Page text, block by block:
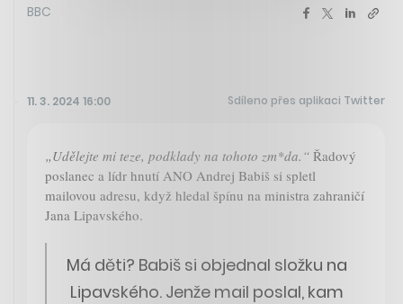
BBC
11. 3. 2024 16:00 Sdíleno přes aplikaci Twitter
„Udělejte mi teze, podklady na tohoto zm*da.“ Řadový
poslanec a lídr hnutí ANO Andrej Babiš si spletl
mailovou adresu, když hledal špínu na ministra zahraničí
Jana Lipavského.
Má děti? Babiš si objednal složku na
Lipavského. Jenže mail poslal, kam